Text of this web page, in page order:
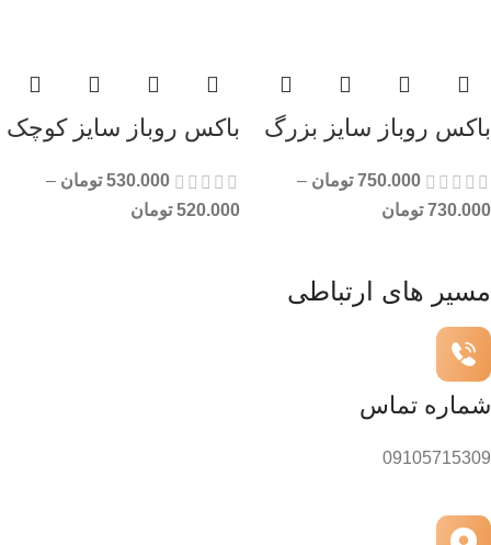
باکس روباز سایز بزرگ
750.000 تومان –
730.000 تومان
باکس روباز سایز کوچک
530.000 تومان –
520.000 تومان
مسیر های ارتباطی
شماره تماس
09105715309